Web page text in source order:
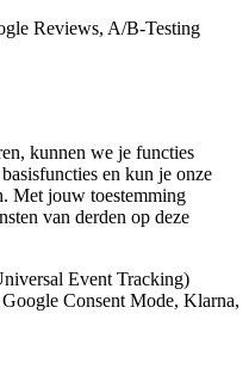
Reviews, A/B-Testing
kunnen we je functies
en kun je onze
Met jouw toestemming
van derden op deze
Event Tracking)
Consent Mode, Klarna,